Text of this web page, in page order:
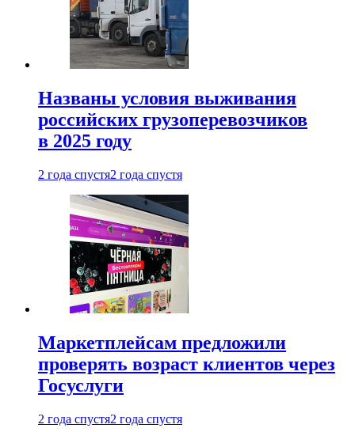
Названы условия выживания
российских грузоперевозчиков
в 2025 году
2 года спустя2 года спустя
Маркетплейсам предложили
проверять возраст клиентов через
Госуслуги
2 года спустя2 года спустя